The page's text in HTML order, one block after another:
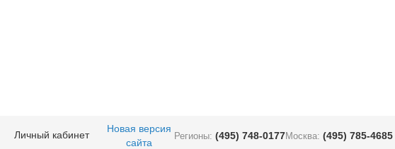
Личный кабинет
Новая версия
сайта
Регионы: (495) 748-0177Москва: (495) 785-4685